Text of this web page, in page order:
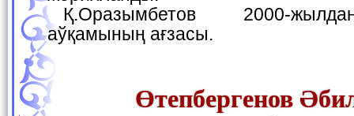
Қ.Оразымбетов 2000-жылдан Жазыўшылар
аўқамының ағзасы.
Өтепбергенов